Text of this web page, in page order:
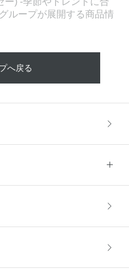
ループが展開する商品情
へ戻る